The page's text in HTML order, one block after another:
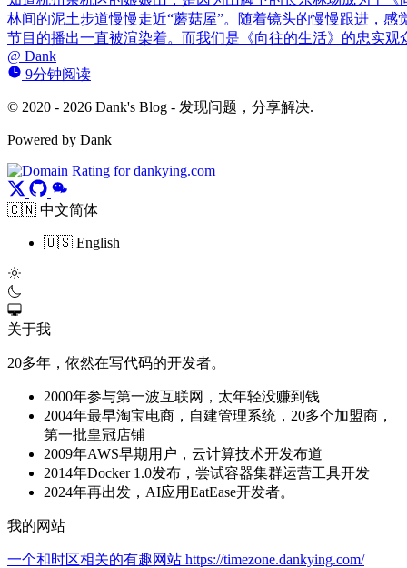
林间的泥土步道慢慢走近“蘑菇屋”。随着镜头的慢慢跟进，
节目的播出一直被渲染着。而我们是《向往的生活》的忠实
@ Dank
9分钟阅读
© 2020 - 2026 Dank's Blog - 发现问题，分享解决.
Powered by Dank
🇨🇳 中文简体
🇺🇸 English
关于我
20多年，依然在写代码的开发者。
2000年参与第一波互联网，太年轻没赚到钱
2004年最早淘宝电商，自建管理系统，20多个加盟商，
第一批皇冠店铺
2009年AWS早期用户，云计算技术开发布道
2014年Docker 1.0发布，尝试容器集群运营工具开发
2024年再出发，AI应用EatEase开发者。
我的网站
一个和时区相关的有趣网站 https://timezone.dankying.com/